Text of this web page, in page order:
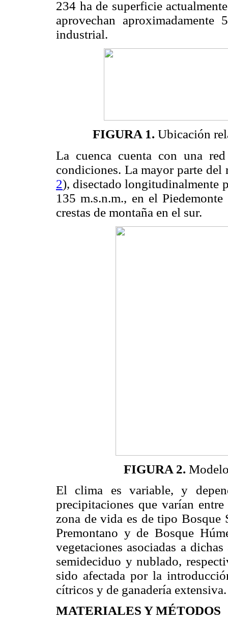
234 ha de super­ficie
aprovechan
industrial.
FIGURA 1. Ubicación
La cuenca cuenta con una
condiciones. La mayor parte del
2), disectado longitudinalmente
135 m.s.n.m., en el
crestas de montaña en el sur.
FIGURA 2.
El clima es variable, y
precipitaciones que varían
zona de vida es de tipo Bosque
Premontano y de Bosque
vegetaciones asociadas a
semideciduo y nublado,
sido afectada por la
cítricos y de ganadería extensiva.
MATERIALES Y MÉTODOS